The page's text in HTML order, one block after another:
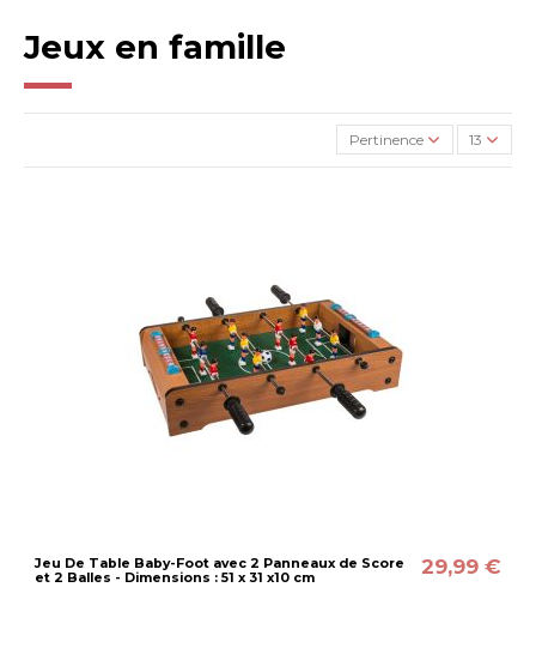
Jeux en famille
Pertinence 13
Jeu De Table Baby-Foot avec 2 Panneaux de Score
et 2 Balles - Dimensions : 51 x 31 x10 cm
29,99 €